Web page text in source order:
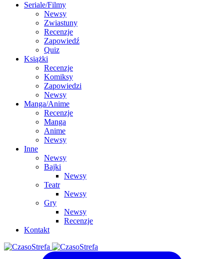
Seriale/Filmy
Newsy
Zwiastuny
Recenzje
Zapowiedź
Quiz
Książki
Recenzje
Komiksy
Zapowiedzi
Newsy
Manga/Anime
Recenzje
Manga
Anime
Newsy
Inne
Newsy
Bajki
Newsy
Teatr
Newsy
Gry
Newsy
Recenzje
Kontakt